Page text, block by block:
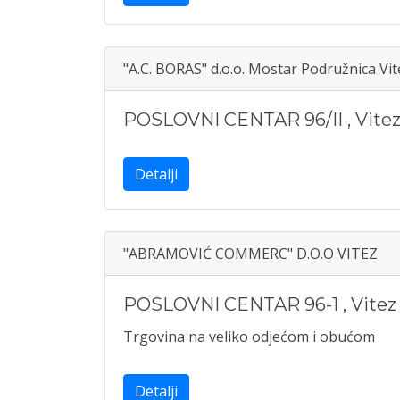
"A.C. BORAS" d.o.o. Mostar Podružnica
POSLOVNI CENTAR 96/II , Vitez
Detalji
"ABRAMOVIĆ COMMERC" D.O.O VITEZ
POSLOVNI CENTAR 96-1 , Vitez
Trgovina na veliko odjećom i obućom
Detalji